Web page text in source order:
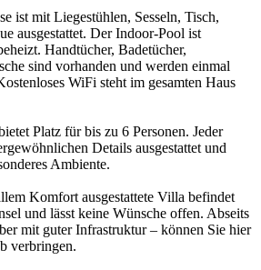
ist mit Liegestühlen, Sesseln, Tisch,
ausgestattet. Der Indoor-Pool ist
Handtücher, Badetücher,
sind vorhanden und werden einmal
WiFi steht im gesamten Haus
Platz für bis zu 6 Personen. Jeder
Details ausgestattet und
Ambiente.
Komfort ausgestattete Villa befindet
und lässt keine Wünsche offen. Abseits
mit guter Infrastruktur – können Sie hier
verbringen.